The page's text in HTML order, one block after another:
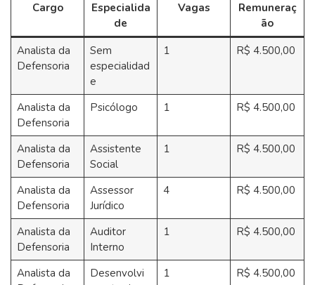
Cargo
Especialida
de
Vagas
Remuneraç
ão
Analista da
Defensoria
Sem
especialidad
e
1 R$ 4.500,00
Analista da
Defensoria
Psicólogo 1 R$ 4.500,00
Analista da
Defensoria
Assistente
Social
1 R$ 4.500,00
Analista da
Defensoria
Assessor
Jurídico
4 R$ 4.500,00
Analista da
Defensoria
Auditor
Interno
1 R$ 4.500,00
Analista da
Desenvolvi
1 R$ 4.500,00